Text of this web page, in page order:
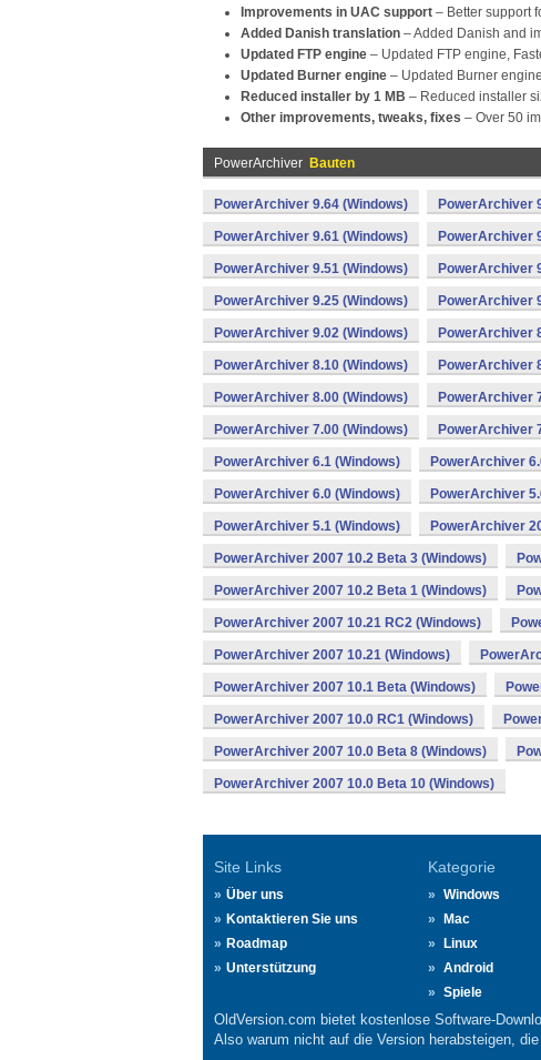
Improvements in UAC support – Better support
Added Danish translation – Added Danish and
Updated FTP engine – Updated FTP engine,
Updated Burner engine – Updated Burner
Reduced installer by 1 MB – Reduced installer
Other improvements, tweaks, fixes – Over 50
PowerArchiver Bauten
PowerArchiver 9.64 (Windows) PowerArchiver
PowerArchiver 9.61 (Windows) PowerArchiver
PowerArchiver 9.51 (Windows) PowerArchiver
PowerArchiver 9.25 (Windows) PowerArchiver
PowerArchiver 9.02 (Windows) PowerArchiver
PowerArchiver 8.10 (Windows) PowerArchiver
PowerArchiver 8.00 (Windows) PowerArchiver
PowerArchiver 7.00 (Windows) PowerArchiver
PowerArchiver 6.1 (Windows) PowerArchiver
PowerArchiver 6.0 (Windows) PowerArchiver
PowerArchiver 5.1 (Windows) PowerArchiver
PowerArchiver 2007 10.2 Beta 3 (Windows)
PowerArchiver 2007 10.2 Beta 1 (Windows)
PowerArchiver 2007 10.21 RC2 (Windows)
PowerArchiver 2007 10.21 (Windows)
PowerArchiver 2007 10.1 Beta (Windows)
PowerArchiver 2007 10.0 RC1 (Windows)
PowerArchiver 2007 10.0 Beta 8 (Windows)
PowerArchiver 2007 10.0 Beta 10 (Windows)
Site Links
Über uns
Kontaktieren Sie uns
Roadmap
Unterstützung
Kategorie
Windows
Mac
Linux
Android
Spiele
OldVersion.com bietet kostenlose Software-
Also warum nicht auf die Version herabsteigen,